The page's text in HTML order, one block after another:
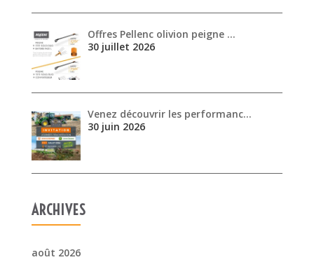
30 juin 2026
ARCHIVES
août 2026
juillet 2026
mai 2026
mars 2026